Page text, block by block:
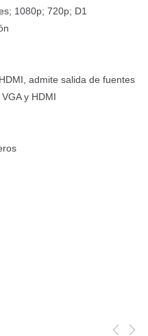
1080p; 720p; D1
admite salida de fuentes
y HDMI